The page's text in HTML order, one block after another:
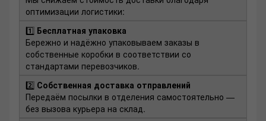
оптимизации логистики:
1️⃣ Бесплатная упаковка
Бережно и надёжно упаковываем заказы в
собственные коробки в соответствии со
стандартами перевозчиков.
2️⃣ Собственная доставка отправлений
Передаём посылки в отделения самостоятельно —
без вызова курьера на склад.